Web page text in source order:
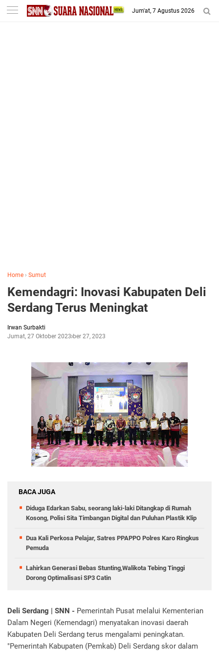
-->
Jum'at, 7 Agustus 2026
Home › Sumut
Kemendagri: Inovasi Kabupaten Deli
Serdang Terus Meningkat
Irwan Surbakti
Jumat, 27 Oktober 2023Oktober 27, 2023
BACA JUGA
Diduga Edarkan Sabu, seorang laki-laki Ditangkap di Rumah
Kosong, Polisi Sita Timbangan Digital dan Puluhan Plastik Klip
Dua Kali Perkosa Pelajar, Satres PPAPPO Polres Karo Ringkus
Pemuda
Lahirkan Generasi Bebas Stunting,Walikota Tebing Tinggi
Dorong Optimalisasi SP3 Catin
Deli Serdang | SNN - Pemerintah Pusat melalui Kementerian
Dalam Negeri (Kemendagri) menyatakan inovasi daerah
Kabupaten Deli Serdang terus mengalami peningkatan.
"Pemerintah Kabupaten (Pemkab) Deli Serdang skor dalam